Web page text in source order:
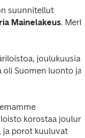
suunnitellut
Mainelakeus.
joulukuusia
Suomen luonto ja
korostaa joulun
ja porot kuuluvat